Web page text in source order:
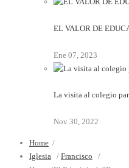
EL VALOR DE
Ene 07, 2023
La visita al colegio
Nov 30, 2022
Home /
Iglesia / Francisco /